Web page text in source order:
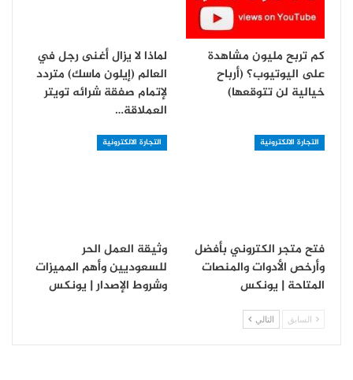
كم تربح مليون مشاهدة
على اليوتيوب؟ (أرباح
خيالية لن تتوقعها)
لماذا لا يزال أغنى رجل في
العالم (إيلون ماسك) متردد
لإتمام صفقة شرائه تويتر
العملاقة…
التجارة الالكترونية
فتح متجر الكتروني بأفضل
وأرخص الأدوات والمنصات
المتاحة | يونكس
التجارة الالكترونية
وثيقة العمل الحر
للسعوديين وأهم المميزات
وشروط الإصدار | يونكس
السابق التالي